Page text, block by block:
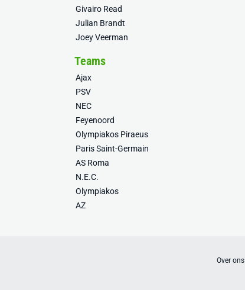
Givairo Read
Julian Brandt
Joey Veerman
Teams
Ajax
PSV
NEC
Feyenoord
Olympiakos Piraeus
Paris Saint-Germain
AS Roma
N.E.C.
Olympiakos
AZ
Over ons